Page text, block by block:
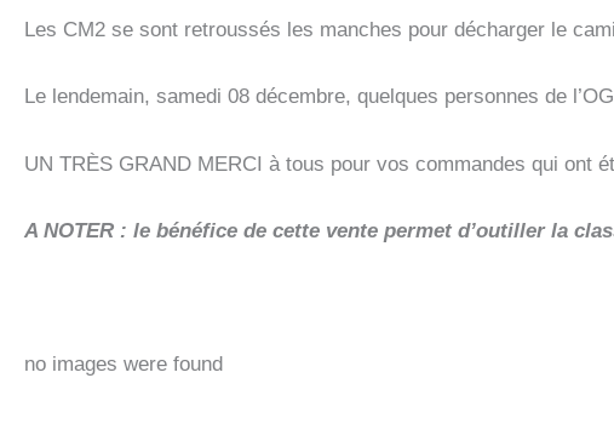
Les CM2 se sont retroussés les manches pour décharger le
Le lendemain, samedi 08 décembre, quelques personnes de
UN TRÈS GRAND MERCI à tous pour vos commandes qui ont
A NOTER : le bénéfice de cette vente permet d’outiller la
no images were found